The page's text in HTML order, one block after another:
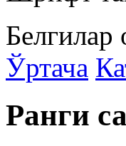
Ўртача
Ранги